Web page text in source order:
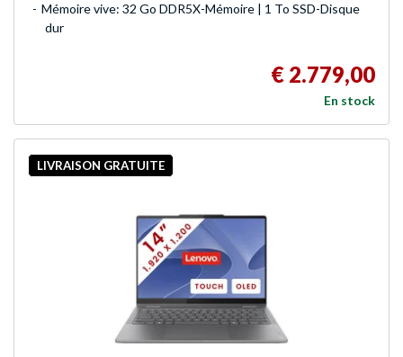
Mémoire vive: 32 Go DDR5X-Mémoire | 1 To SSD-Disque
dur
€ 2.779,00
En stock
LIVRAISON GRATUITE